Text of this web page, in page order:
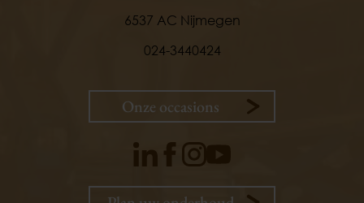
6537 AC Nijmegen
024-3440424
Onze occasions
9,1